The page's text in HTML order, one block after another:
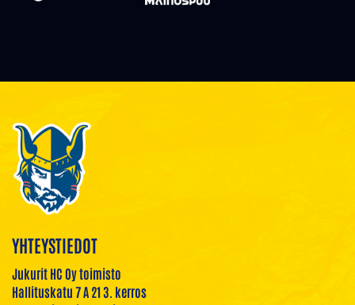
YHTEYSTIEDOT
Jukurit HC Oy toimisto
Hallituskatu 7 A 21 3. kerros